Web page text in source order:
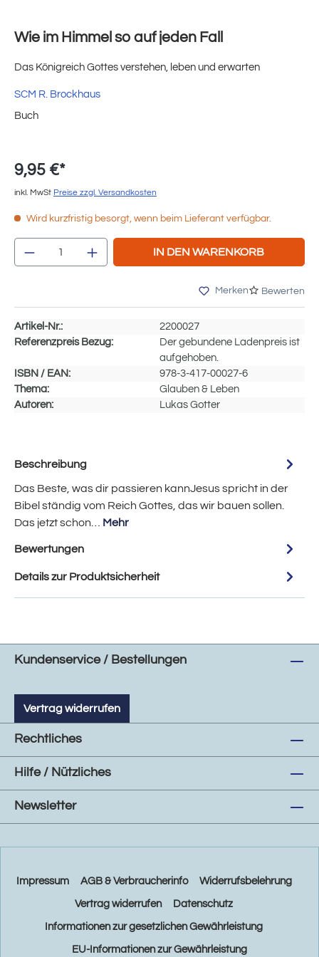
Wie im Himmel so auf jeden Fall
Das Königreich Gottes verstehen, leben und erwarten
SCM R. Brockhaus
Buch
9,95 €*
inkl. MwSt Preise zzgl. Versandkosten
Wird kurzfristig besorgt, wenn beim Lieferant verfügbar.
Produkt Anzahl: Gib den gewünschten
IN DEN WARENKORB
Merken Bewerten
Artikel-Nr.:
2200027
Referenzpreis Bezug:
Der gebundene Ladenpreis ist
aufgehoben.
ISBN / EAN:
978-3-417-00027-6
Thema:
Glauben & Leben
Autoren:
Lukas Gotter
Beschreibung
Das Beste, was dir passieren kannJesus spricht in der
Bibel ständig vom Reich Gottes, das wir bauen sollen.
Das jetzt schon… Mehr
Bewertungen
Details zur Produktsicherheit
Kundenservice / Bestellungen
Vertrag widerrufen
Rechtliches
Hilfe / Nützliches
Newsletter
Impressum AGB & Verbraucherinfo Widerrufsbelehrung
Vertrag widerrufen Datenschutz
Informationen zur gesetzlichen Gewährleistung
EU-Informationen zur Gewährleistung